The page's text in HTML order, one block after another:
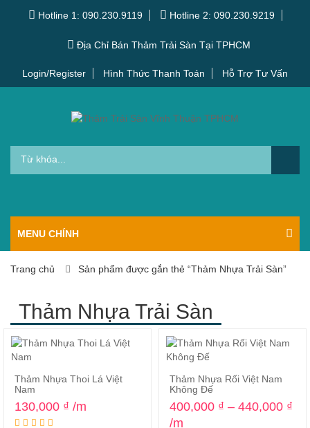
Hotline 1: 090.230.9119 Hotline 2: 090.230.9219
Địa Chỉ Bán Thảm Trải Sàn Tại TPHCM
Login/Register Hình Thức Thanh Toán Hỗ Trợ Tư Vấn
MENU CHÍNH
Trang chủ Sản phẩm được gắn thẻ “Thảm Nhựa Trải Sàn”
Thảm Nhựa Trải Sàn
Thảm Nhựa Thoi Lá Việt
Nam
130,000 ₫ /m
Thảm Nhựa Rối Việt Nam
Không Đế
400,000 ₫ – 440,000 ₫
/m